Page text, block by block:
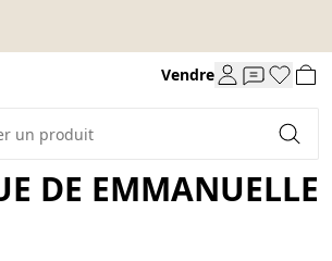
Vendre
DE EMMANUELLE